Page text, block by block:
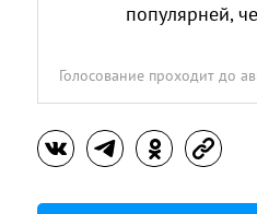
популярней,
Голосование проходит до